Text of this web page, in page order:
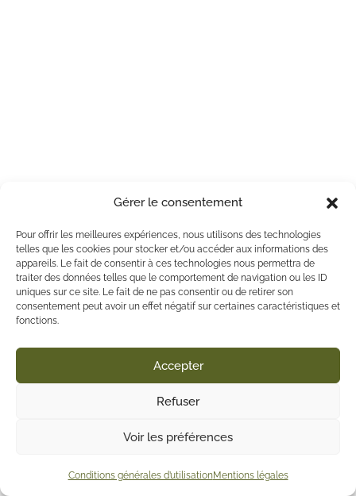
Gérer le consentement
Pour offrir les meilleures expériences, nous utilisons des technologies
telles que les cookies pour stocker et/ou accéder aux informations des
appareils. Le fait de consentir à ces technologies nous permettra de
traiter des données telles que le comportement de navigation ou les ID
uniques sur ce site. Le fait de ne pas consentir ou de retirer son
consentement peut avoir un effet négatif sur certaines caractéristiques et
fonctions.
Accepter
Refuser
Voir les préférences
Conditions générales d’utilisationMentions légales